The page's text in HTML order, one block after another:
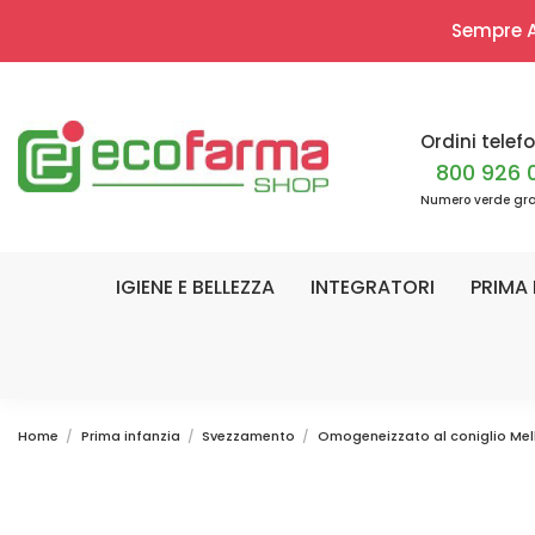
Sempre
Ordini
800 926
Numero verde
IGIENE E BELLEZZA INTEGRATORI PRIMA
Home Prima infanzia Svezzamento Omogeneizzato al coniglio